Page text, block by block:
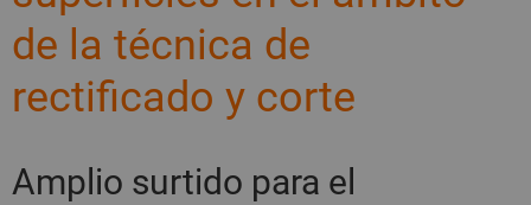
de la técnica de
rectificado y corte
Amplio surtido para el